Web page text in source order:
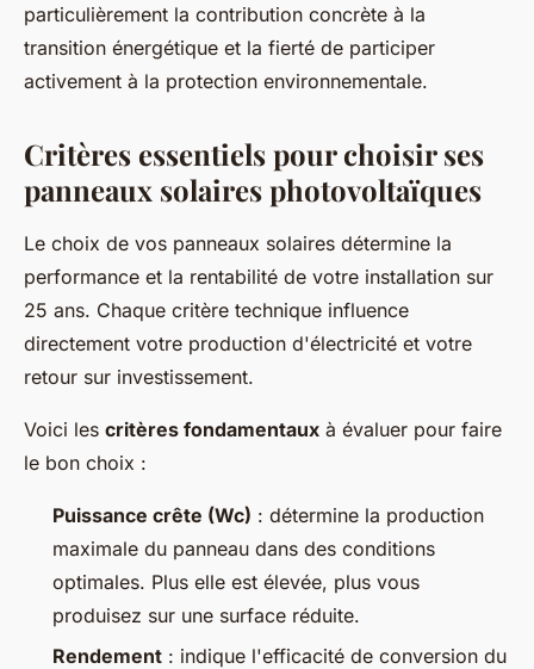
particulièrement la contribution concrète à la
transition énergétique et la fierté de participer
activement à la protection environnementale.
Critères essentiels pour choisir ses
panneaux solaires photovoltaïques
Le choix de vos panneaux solaires détermine la
performance et la rentabilité de votre installation sur
25 ans. Chaque critère technique influence
directement votre production d'électricité et votre
retour sur investissement.
Voici les critères fondamentaux à évaluer pour faire
le bon choix :
Puissance crête (Wc) : détermine la production
maximale du panneau dans des conditions
optimales. Plus elle est élevée, plus vous
produisez sur une surface réduite.
Rendement : indique l'efficacité de conversion du